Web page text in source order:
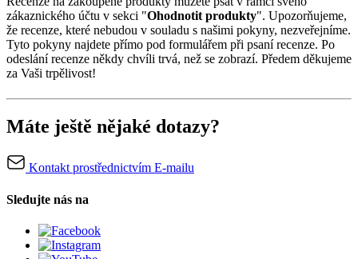
zákaznického účtu v sekci "Ohodnotit produkty". Upozorňujeme,
že recenze, které nebudou v souladu s našimi pokyny, nezveřejníme.
Tyto pokyny najdete přímo pod formulářem při psaní recenze. Po
odeslání recenze někdy chvíli trvá, než se zobrazí. Předem děkujeme
za Vaši trpělivost!
Máte ještě nějaké dotazy?
Kontakt prostřednictvím E-mailu
Sledujte nás na